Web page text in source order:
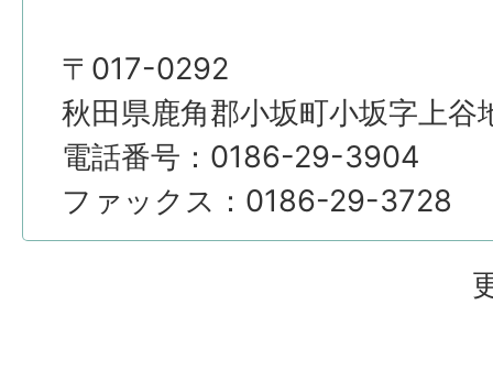
〒017-0292
秋田県鹿角郡小坂町小坂字上谷
電話番号：0186-29-3904
ファックス：0186-29-3728